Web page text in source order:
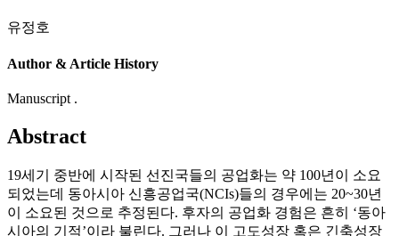
유정호
Author & Article History
Manuscript .
Abstract
19세기 중반에 시작된 선진국들의 공업화는 약 100년이 소요
되었는데 동아시아 신흥공업국(NCIs)들의 경우에는 20~30년
이 소요된 것으로 추정된다. 후자의 공업화 경험은 흔히 ‘동아
시아의 기적’이라 불린다. 그러나 이 고도성장 혹은 긴축성장